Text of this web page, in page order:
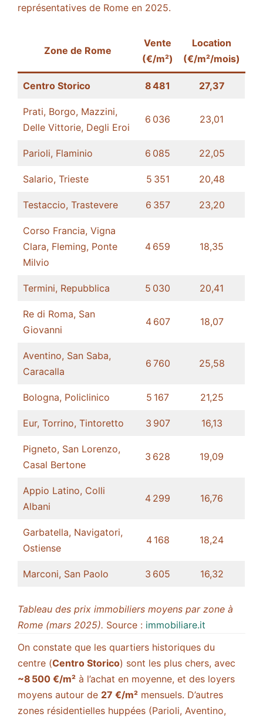
représentatives de Rome en 2025.
Zone de Rome
Vente
(€/m²)
Location
(€/m²/mois)
Centro Storico 8 481 27,37
Prati, Borgo, Mazzini,
Delle Vittorie, Degli Eroi
6 036 23,01
Parioli, Flaminio 6 085 22,05
Salario, Trieste 5 351 20,48
Testaccio, Trastevere 6 357 23,20​
Corso Francia, Vigna
Clara, Fleming, Ponte
Milvio
4 659 18,35
Termini, Repubblica 5 030 20,41
Re di Roma, San
Giovanni
4 607 18,07
Aventino, San Saba,
Caracalla
6 760 25,58
Bologna, Policlinico 5 167 21,25​
Eur, Torrino, Tintoretto 3 907 16,13
Pigneto, San Lorenzo,
Casal Bertone
3 628 19,09
Appio Latino, Colli
Albani
4 299 16,76
Garbatella, Navigatori,
Ostiense
4 168 18,24​
Marconi, San Paolo 3 605 16,32
Tableau des prix immobiliers moyens par zone à
Rome (mars 2025). Source : ​ immobiliare.it
On constate que les quartiers historiques du
centre (Centro Storico) sont les plus chers, avec
~8 500 €/m² à l’achat en moyenne, et des loyers
moyens autour de 27 €/m² mensuels​. D’autres
zones résidentielles huppées (Parioli, Aventino,